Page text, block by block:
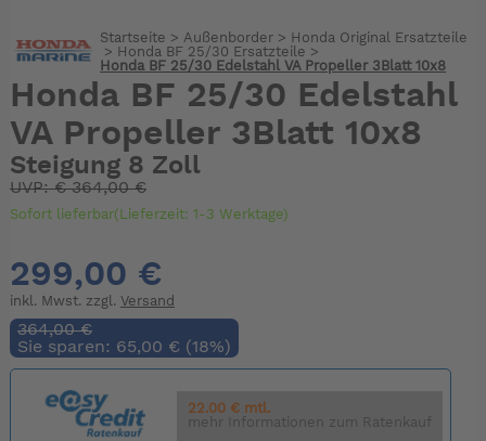
Startseite > Außenborder > Honda Original Ersatzteile
> Honda BF 25/30 Ersatzteile >
Honda BF 25/30 Edelstahl VA Propeller 3Blatt 10x8
Honda BF 25/30 Edelstahl
VA Propeller 3Blatt 10x8
Steigung 8 Zoll
UVP:€364,00 €
Sofort lieferbar(Lieferzeit: 1-3 Werktage)
299,00 €
inkl. Mwst. zzgl. Versand
364,00 €
Sie sparen: 65,00 € (18%)
22.00 € mtl.
mehr Informationen zum Ratenkauf